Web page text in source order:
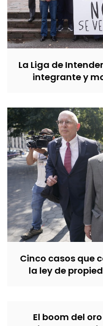
La Liga de
integrante y
Cinco casos que
la ley de
El boom del